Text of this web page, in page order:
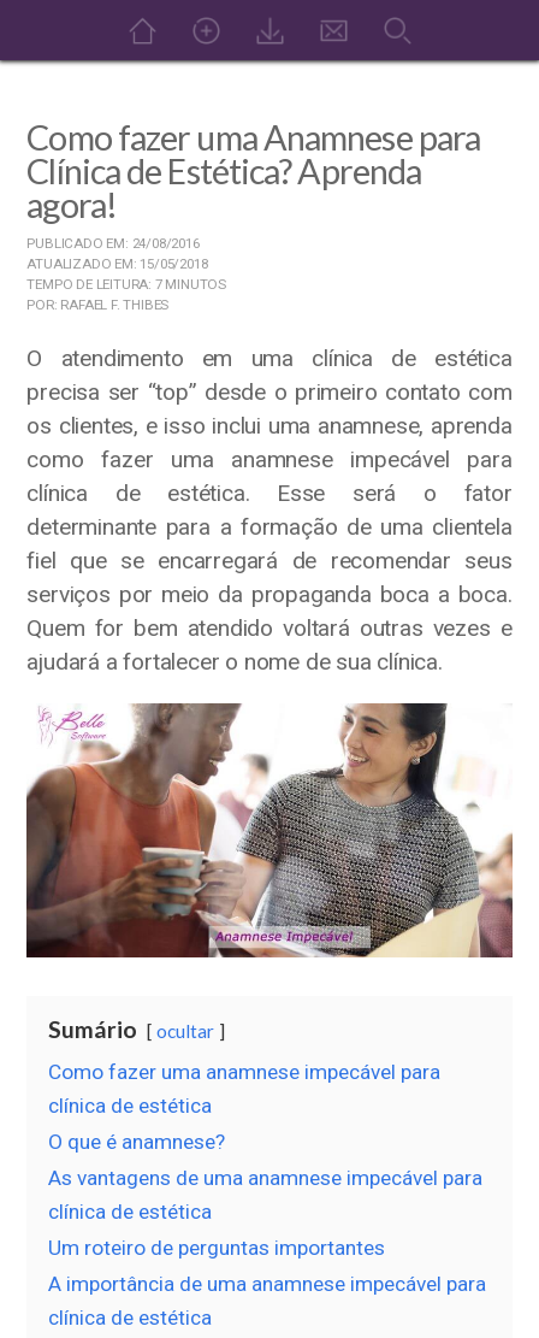
Como fazer uma Anamnese para
Clínica de Estética? Aprenda
agora!
PUBLICADO EM: 24/08/2016
ATUALIZADO EM: 15/05/2018
TEMPO DE LEITURA: 7 MINUTOS
POR: RAFAEL F. THIBES
O atendimento em uma clínica de estética
precisa ser “top” desde o primeiro contato com
os clientes, e isso inclui uma anamnese, aprenda
como fazer uma anamnese impecável para
clínica de estética. Esse será o fator
determinante para a formação de uma clientela
fiel que se encarregará de recomendar seus
serviços por meio da propaganda boca a boca.
Quem for bem atendido voltará outras vezes e
ajudará a fortalecer o nome de sua clínica.
Sumário ocultar
Como fazer uma anamnese impecável para
clínica de estética
O que é anamnese?
As vantagens de uma anamnese impecável para
clínica de estética
Um roteiro de perguntas importantes
A importância de uma anamnese impecável para
clínica de estética